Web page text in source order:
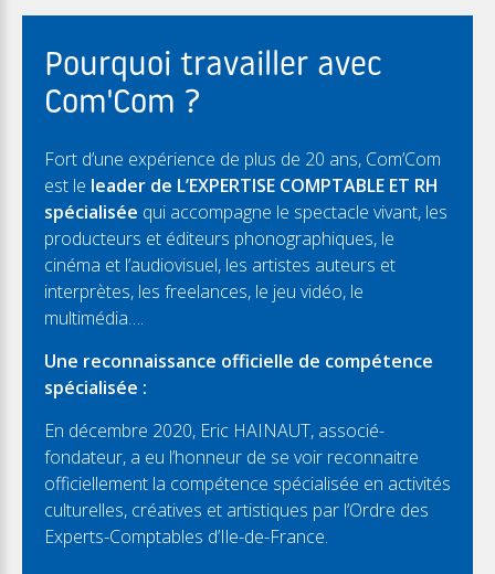
Pourquoi travailler avec
Com'Com ?
Fort d’une expérience de plus de 20 ans, Com’Com
est le leader de L’EXPERTISE COMPTABLE ET RH
spécialisée qui accompagne le spectacle vivant, les
producteurs et éditeurs phonographiques, le
cinéma et l’audiovisuel, les artistes auteurs et
interprètes, les freelances, le jeu vidéo, le
multimédia….
Une reconnaissance officielle de compétence
spécialisée :
En décembre 2020, Eric HAINAUT, associé-
fondateur, a eu l’honneur de se voir reconnaitre
officiellement la compétence spécialisée en activités
culturelles, créatives et artistiques par l’Ordre des
Experts-Comptables d’Ile-de-France.